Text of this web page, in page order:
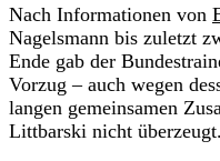
Nach Informationen von
Nagelsmann bis zuletzt
Ende gab der
Vorzug – auch wegen
langen gemeinsamen
Littbarski nicht überzeugt.